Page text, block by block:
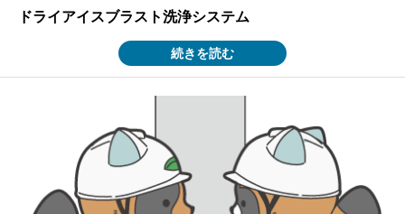
ドライアイスブラスト洗浄システム
続きを読む